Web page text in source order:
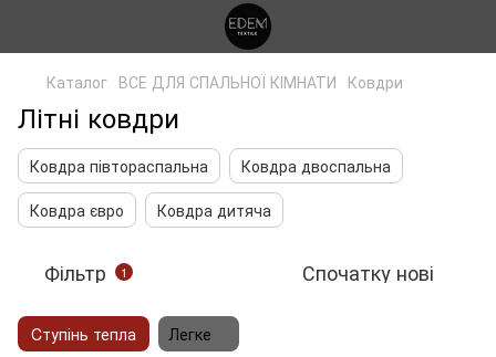
Каталог ВСЕ ДЛЯ СПАЛЬНОЇ КІМНАТИ Ковдри
Літні ковдри
Ковдра півтораспальна
Ковдра двоспальна
Ковдра євро
Ковдра дитяча
Фільтр 1 Спочатку нові
Cтупінь тепла Легке